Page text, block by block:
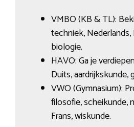
VMBO (KB & TL):
techniek, Nederlands,
biologie.
HAVO: Ga je
Duits, aardrijkskunde,
VWO (Gymnasium):
filosofie, scheikunde,
Frans, wiskunde.